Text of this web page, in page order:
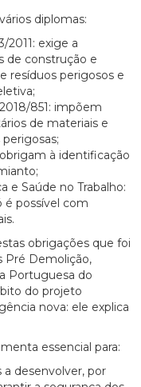
diplomas:
2011: exige a
de construção e
resíduos perigosos e
851: impõem
de materiais e
à identificação
e Saúde no Trabalho:
é possível com
obrigações que foi
Pré Demolição,
Portuguesa do
do projeto
nova: ele explica
essencial para:
a desenvolver, por